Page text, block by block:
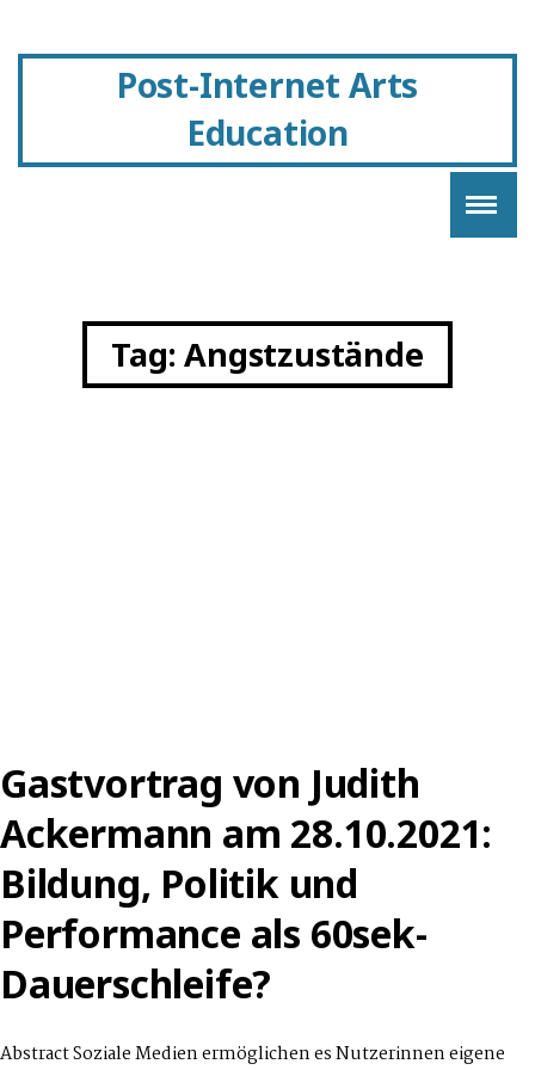
Post-Internet Arts
Education
Tag:Angstzustände
Gastvortrag von Judith
Ackermann am 28.10.2021:
Bildung, Politik und
Performance als 60sek-
Dauerschleife?
Abstract Soziale Medien ermöglichen es Nutzerinnen eigene